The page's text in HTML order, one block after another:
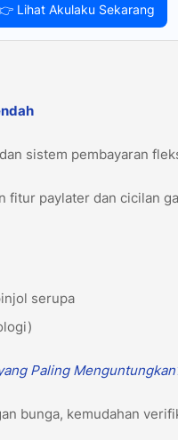
Lihat Akulaku Sekarang
sistem pembayaran
fitur paylater dan cicilan
serupa
Paling
bunga, kemudahan